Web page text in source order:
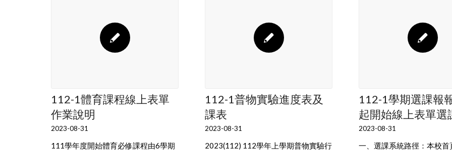
112-1體育課程線上表單
作業說明
2023-08-31
111學年度開始體育必修課程由6學期
112-1普物實驗進度表及
課表
2023-08-31
2023(112) 112學年上學期普物實驗行
112-1學期選課報
起開始線上表單選
2023-08-31
一、選課系統路徑：本校